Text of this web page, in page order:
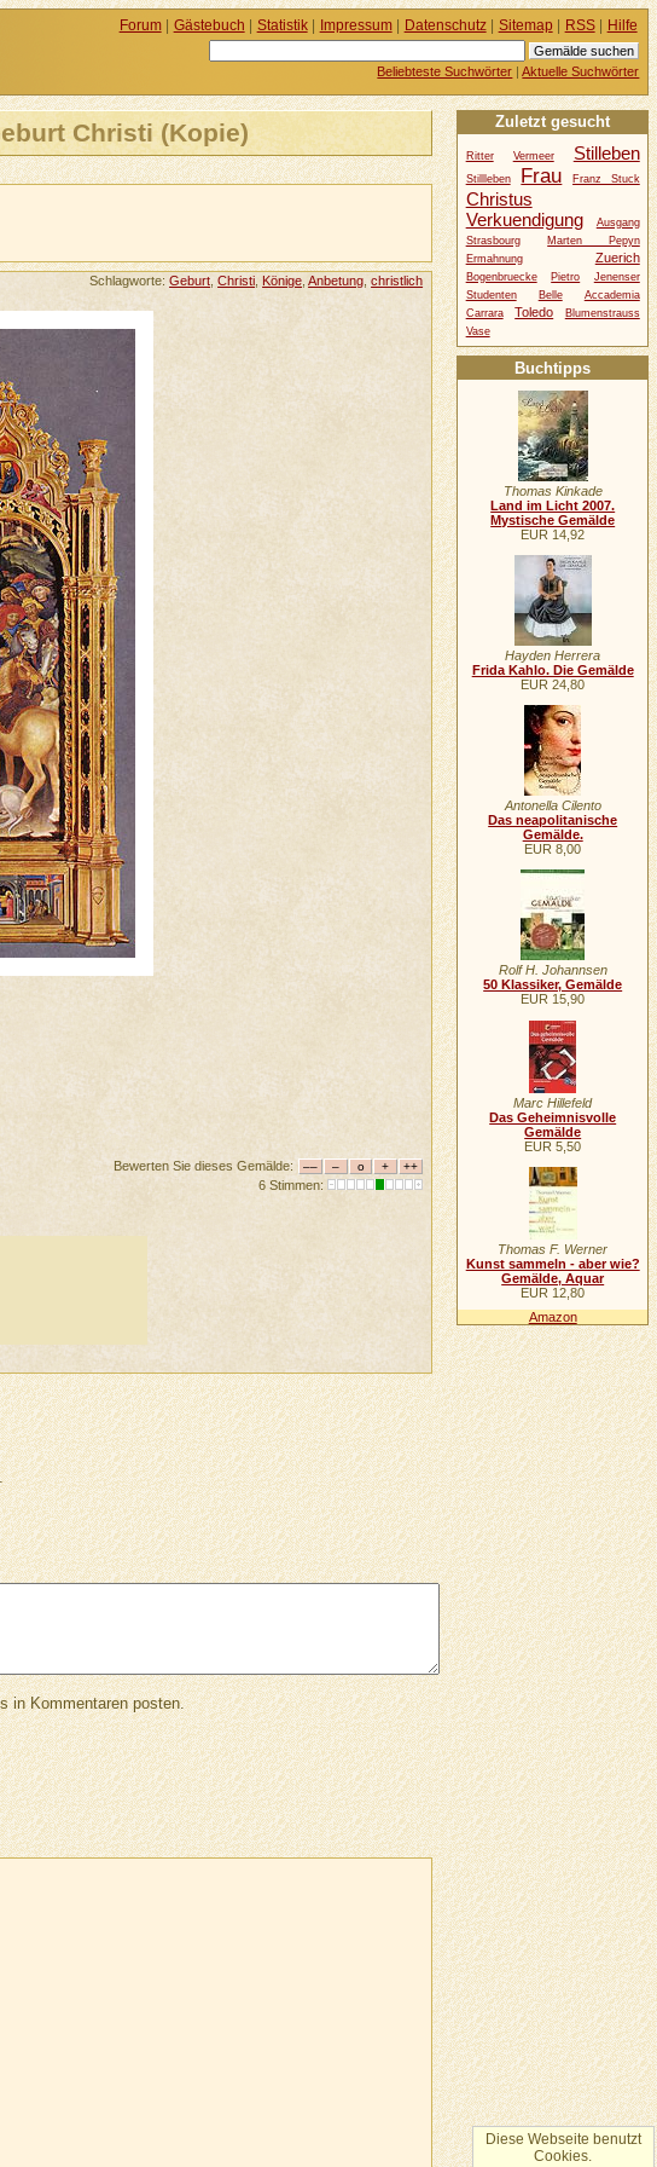
Christi (Kopie)
Schlagworte:Geburt ,Christi Könige ,Anbetung ,christlich
Bewerten Sie dieses Gemälde:
6 Stimmen:
in Kommentaren posten.
Forum| Gästebuch | Statistik| Impressum| Datenschutz| Sitemap| RSS| Hilfe
Beliebteste Suchwörter |Aktuelle Suchwörter
Zuletzt gesucht
Ritter Vermeer Stilleben
Stillleben Frau Franz Stuck
Christus
Verkuendigung
Ausgang
Strasbourg
Marten Pepyn
Ermahnung
Zuerich
Bogenbruecke Pietro
Jenenser
Studenten
Belle
Accademia
Carrara
Toledo
Blumenstrauss
Vase
Buchtipps
Thomas Kinkade
Land im Licht 2007.
Mystische Gemälde
EUR 14,92
Hayden Herrera
Frida Kahlo. Die Gemälde
EUR 24,80
Antonella Cilento
Das neapolitanische
Gemälde.
EUR 8,00
Rolf H. Johannsen
50 Klassiker, Gemälde
EUR 15,90
Marc Hillefeld
Das Geheimnisvolle
Gemälde
EUR 5,50
Thomas F. Werner
Kunst sammeln - aber wie?
Gemälde, Aquar
EUR 12,80
Amazon
Diese Webseite benutzt
Cookies.